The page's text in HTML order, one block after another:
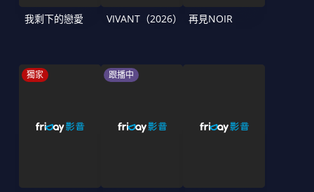
我剩下的戀愛 VIVANT（2026） 再見NOIR
獨家 跟播中